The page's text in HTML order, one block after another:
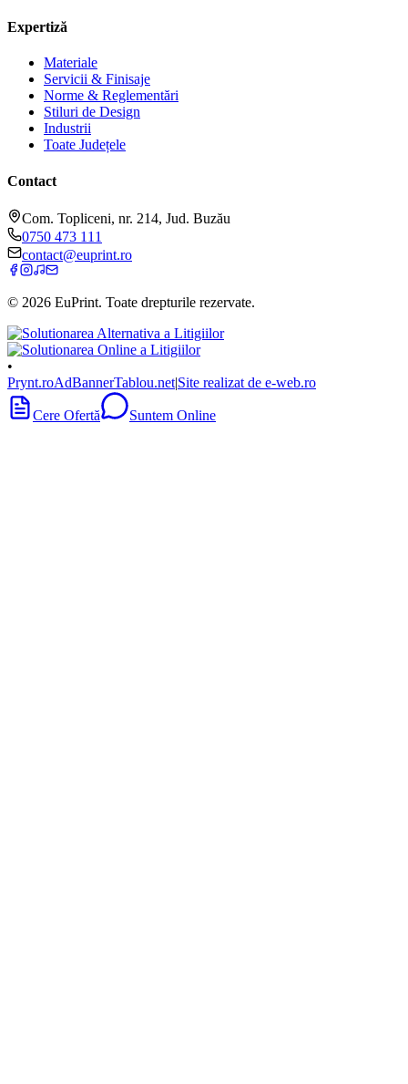
Expertiză
Materiale
Servicii & Finisaje
Norme & Reglementări
Stiluri de Design
Industrii
Toate Județele
Contact
Com. Topliceni, nr. 214, Jud. Buzău
0750 473 111
contact@euprint.ro
© 2026 EuPrint. Toate drepturile rezervate.
•
Prynt.roAdBannerTablou.net|Site realizat de e-web.ro
Cere Ofertă Suntem Online